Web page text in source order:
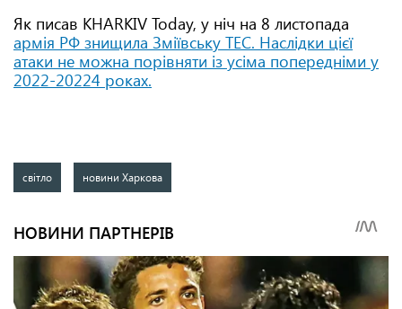
Як писав KHARKIV Today, у ніч на 8 листопада
армія РФ знищила Зміївську ТЕС. Наслідки цієї
атаки не можна порівняти із усіма попередніми у
2022-20224 роках.
світло новини Харкова